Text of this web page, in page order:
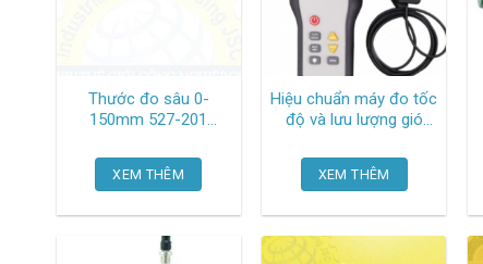
Thước đo sâu 0-
150mm 527-201
XEM THÊM
Hiệu chuẩn máy đo tốc
độ và lưu lượng gió
53387 Iso17025
XEM THÊM